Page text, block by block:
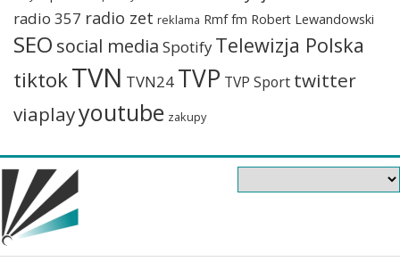
radio 357 radio zet reklama Rmf fm Robert Lewandowski
SEO social media Spotify Telewizja Polska
tiktokTVN TVN24 TVP TVP Sport twitter
viaplayyoutube zakupy